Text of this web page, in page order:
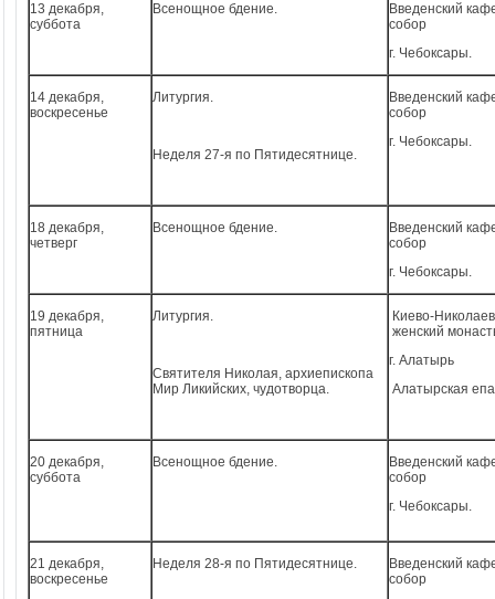
13 декабря,
суббота
Всенощное бдение.
Введенский
собор
г. Чебоксары.
14 декабря,
воскресенье
Литургия.
Неделя 27-я по Пятидесятнице.
Введенский
собор
г. Чебоксары.
18 декабря,
четверг
Всенощное бдение.
Введенский
собор
г. Чебоксары.
19 декабря,
пятница
Литургия.
Святителя Николая, архиепископа
Мир Ликийских, чудотворца.
Киево-
женский
г. Алатырь
Алатырская
20 декабря,
суббота
Всенощное бдение.
Введенский
собор
г. Чебоксары.
21 декабря,
воскресенье
Неделя 28-я по Пятидесятнице.
Введенский
собор